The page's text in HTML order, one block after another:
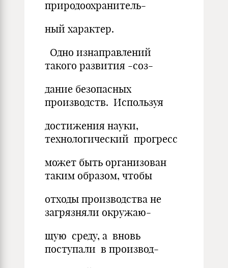
природоохранитель-
ный характер.
Одно изнаправлений
такого развития -соз-
дание безопасных
производств. Используя
достижения науки,
технологический прогресс
может быть организован
таким образом, чтобы
отходы производства не
загрязняли окружаю-
щую среду, а вновь
поступали в производ-